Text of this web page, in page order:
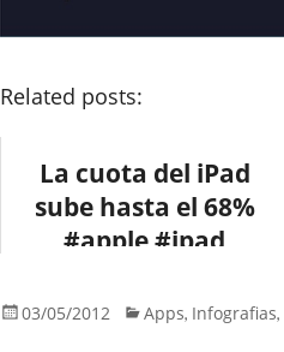
Related posts:
La cuota del iPad
sube hasta el 68%
#apple #ipad
#marketing #tablet
03/05/2012 Apps, Infografias,